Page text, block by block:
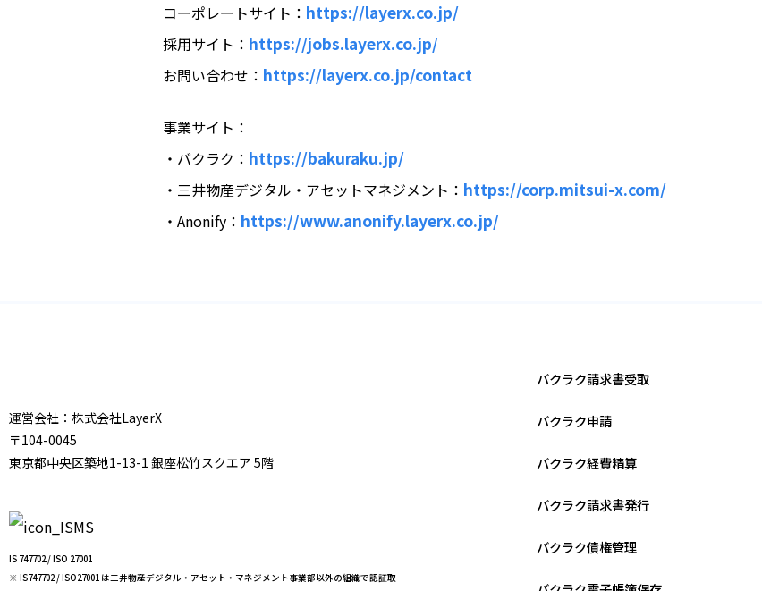
コーポレートサイト： https://layerx.co.jp/
採用サイト： https://jobs.layerx.co.jp/
お問い合わせ： https://layerx.co.jp/contact
事業サイト：
・バクラク： https://bakuraku.jp/
・三井物産デジタル・アセットマネジメント： https://corp.mitsui-x.com/
・Anonify： https://www.anonify.layerx.co.jp/
運営会社：株式会社LayerX
〒104-0045
東京都中央区築地1-13-1 銀座松竹スクエア 5階
IS 747702 / ISO 27001
※ IS747702 / ISO27001 は三井物産デジタル・アセット・マネジメント事業部以外の組織で認証取
バクラク請求書受取
バクラク申請
バクラク経費精算
バクラク請求書発行
バクラク債権管理